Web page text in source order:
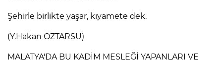
Şehirle birlikte yaşar, kıyamete dek.
(Y.Hakan ÖZTARSU)
MALATYA'DA BU KADİM MESLEĞİ YAPANLARI VE